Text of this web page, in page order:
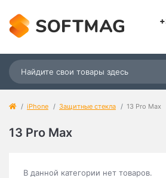
iPhone Защитные стекла 13 Pro Max
13 Pro Max
В данной категории нет товаров.